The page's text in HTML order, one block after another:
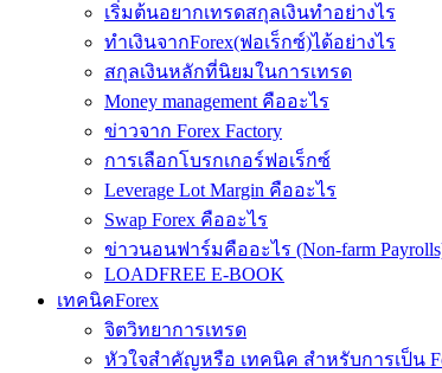
เริ่มต้นอยากเทรดสกุลเงินทำอย่างไร
ทำเงินจากForex(ฟอเร็กซ์)ได้อย่างไร
สกุลเงินหลักที่นิยมในการเทรด
Money management คืออะไร
ข่าวจาก Forex Factory
การเลือกโบรกเกอร์ฟอเร็กซ์
Leverage Lot Margin คืออะไร
Swap Forex คืออะไร
ข่าวนอนฟาร์มคืออะไร (Non-farm
LOADFREE E-BOOK
เทคนิคForex
จิตวิทยาการเทรด
หัวใจสำคัญหรือ เทคนิค สำหรับการเป็น